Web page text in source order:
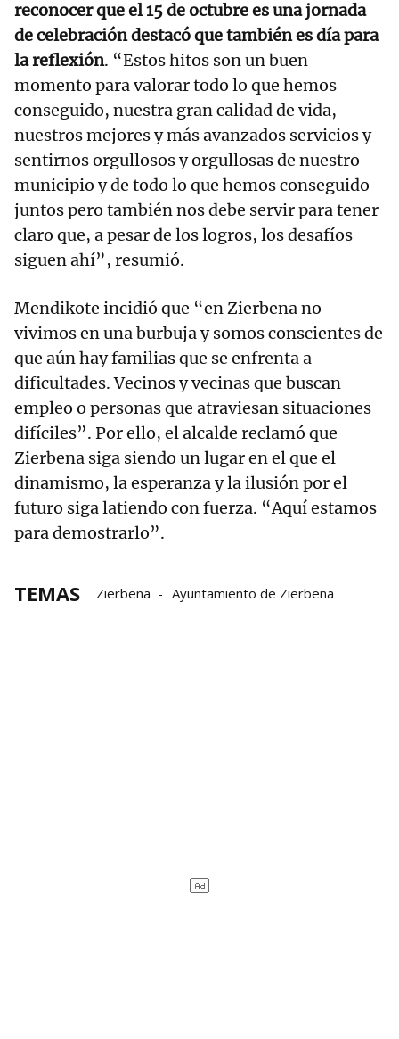
reconocer que el 15 de octubre es una jornada
de celebración destacó que también es día para
la reflexión. “Estos hitos son un buen
momento para valorar todo lo que hemos
conseguido, nuestra gran calidad de vida,
nuestros mejores y más avanzados servicios y
sentirnos orgullosos y orgullosas de nuestro
municipio y de todo lo que hemos conseguido
juntos pero también nos debe servir para tener
claro que, a pesar de los logros, los desafíos
siguen ahí”, resumió.
Mendikote incidió que “en Zierbena no
vivimos en una burbuja y somos conscientes de
que aún hay familias que se enfrenta a
dificultades. Vecinos y vecinas que buscan
empleo o personas que atraviesan situaciones
difíciles”. Por ello, el alcalde reclamó que
Zierbena siga siendo un lugar en el que el
dinamismo, la esperanza y la ilusión por el
futuro siga latiendo con fuerza. “Aquí estamos
para demostrarlo”.
TEMAS Zierbena Ayuntamiento de Zierbena